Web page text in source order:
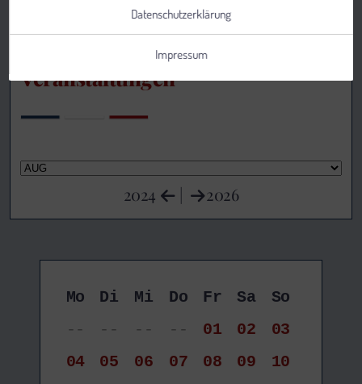
Veranstaltungen
2024 | 2026
Mo Di Mi Do Fr Sa
So
--
-- -- -- 01 02
03
04
05 06 07 08 09
10
VERWENDEN
Datenschutzerklärung
Impressum